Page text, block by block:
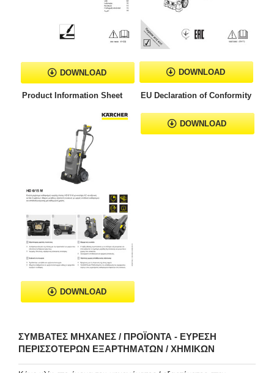
DOWNLOAD DOWNLOAD
Product Information Sheet
DOWNLOAD
EU Declaration of Conformity
DOWNLOAD
ΣΥΜΒΑΤΈΣ ΜΗΧΑΝΈΣ / ΠΡΟΪΌΝΤΑ - ΕΎΡΕΣΗ
ΠΕΡΙΣΣΌΤΕΡΩΝ ΕΞΑΡΤΗΜΆΤΩΝ / ΧΗΜΙΚΏΝ